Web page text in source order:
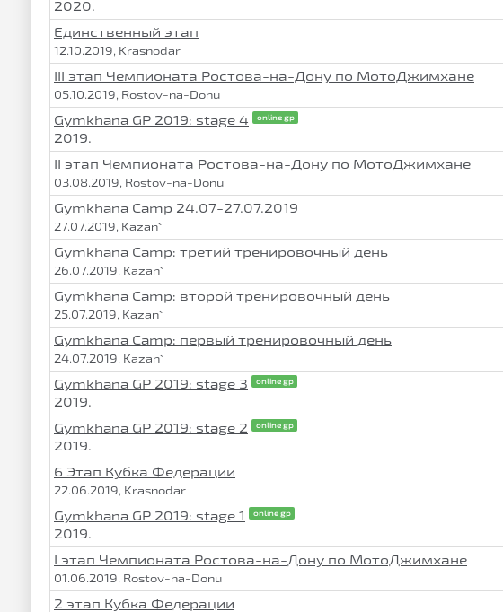
2020.
Единственный этап
12.10.2019, Krasnodar
III этап Чемпионата Ростова-на-Дону по МотоДжимхане
05.10.2019, Rostov-na-Donu
Gymkhana GP 2019: stage 4 online gp
2019.
II этап Чемпионата Ростова-на-Дону по МотоДжимхане
03.08.2019, Rostov-na-Donu
Gymkhana Camp 24.07-27.07.2019
27.07.2019, Kazan`
Gymkhana Camp: третий тренировочный день
26.07.2019, Kazan`
Gymkhana Camp: второй тренировочный день
25.07.2019, Kazan`
Gymkhana Camp: первый тренировочный день
24.07.2019, Kazan`
Gymkhana GP 2019: stage 3 online gp
2019.
Gymkhana GP 2019: stage 2 online gp
2019.
6 Этап Кубка Федерации
22.06.2019, Krasnodar
Gymkhana GP 2019: stage 1 online gp
2019.
I этап Чемпионата Ростова-на-Дону по МотоДжимхане
01.06.2019, Rostov-na-Donu
2 этап Кубка Федерации